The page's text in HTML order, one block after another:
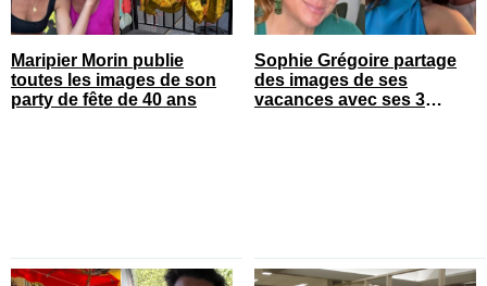
Maripier Morin publie
toutes les images de son
party de fête de 40 ans
Sophie Grégoire partage
des images de ses
vacances avec ses 3